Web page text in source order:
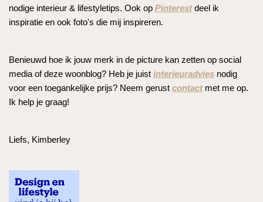
nodige interieur & lifestyletips. Ook op Pinterestdeel ik
inspiratie en ook foto's die mij inspireren.
Benieuwd hoe ik jouw merk in de picture kan zetten op social
media of deze woonblog? Heb je juist interieuradvies nodig
voor een toegankelijke prijs? Neem gerust contactmet me op.
Ik help je graag!
Liefs, Kimberley